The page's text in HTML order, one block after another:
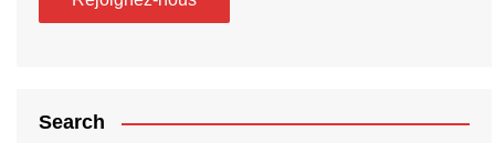
Search